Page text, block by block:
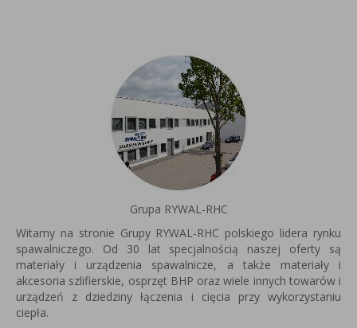
Grupa RYWAL-RHC
Witamy na stronie Grupy RYWAL-RHC polskiego lidera rynku
spawalniczego. Od 30 lat specjalnością naszej oferty są
materiały i urządzenia spawalnicze, a także materiały i
akcesoria szlifierskie, osprzęt BHP oraz wiele innych towarów i
urządzeń z dziedziny łączenia i cięcia przy wykorzystaniu
ciepła.